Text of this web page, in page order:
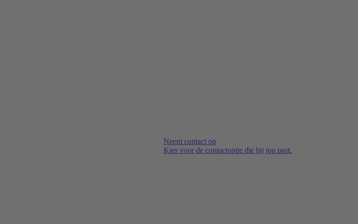
Neem contact op
Kies voor de contactoptie die bij jou past.